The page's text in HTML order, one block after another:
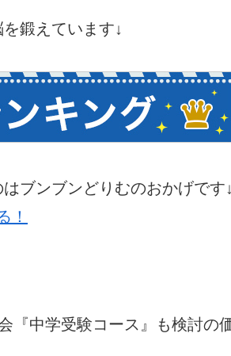
鍛えています↓
ブンブンどりむのおかげです↓
！
『中学受験コース』も検討の